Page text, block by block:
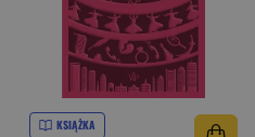
KSIĄŻKA